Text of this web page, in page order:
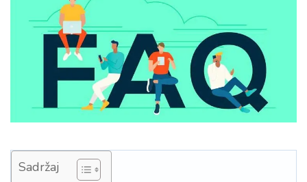
Sadržaj